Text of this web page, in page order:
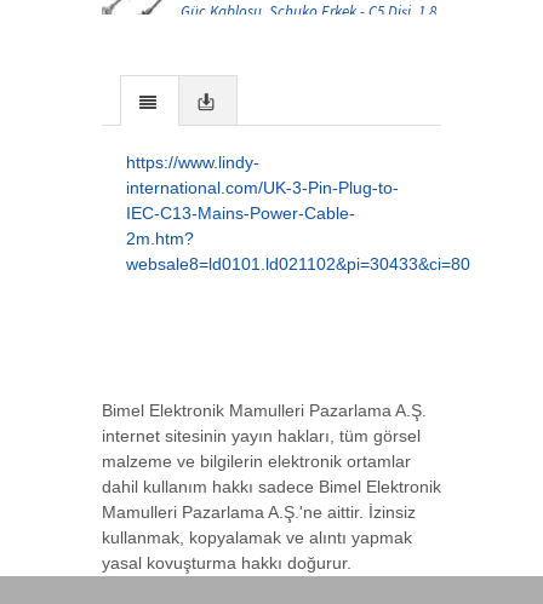
Güç Kablosu, Schuko Erkek - C5 Dişi, 1.8
AK-440201-018-S
C14 erkek --->
AK-440201-018-S-RO
PC-MONITOR Güç kablosu, 1,8M, C14ee-
Güç (Power) Ara Kablosu, Dişi - Erkek
BC-PWR-C13-C14-018
Beek C13-C14 Güç Kablosu, 1.8 metre,
H05VV-F 3*0.-->
https://www.lindy-
international.com/UK-3-Pin-Plug-to-
IEC-C13-Mains-Power-Cable-
2m.htm?
websale8=ld0101.ld021102&pi=30433&ci=80
Bimel Elektronik Mamulleri Pazarlama A.Ş.
internet sitesinin yayın hakları, tüm görsel
malzeme ve bilgilerin elektronik ortamlar
dahil kullanım hakkı sadece Bimel Elektronik
Mamulleri Pazarlama A.Ş.'ne aittir. İzinsiz
kullanmak, kopyalamak ve alıntı yapmak
yasal kovuşturma hakkı doğurur.